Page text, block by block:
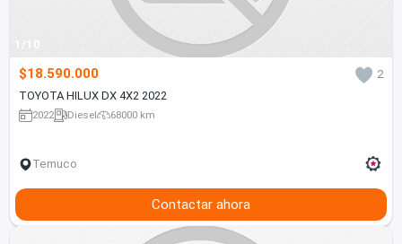
1/10
$18.590.000
2
TOYOTA HILUX DX 4X2 2022
2022 Diesel 68000 km
Temuco
Contactar ahora